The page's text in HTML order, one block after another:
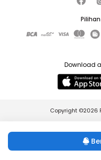
Download
Copyright ©2026